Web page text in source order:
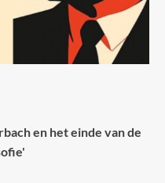
en het einde van de